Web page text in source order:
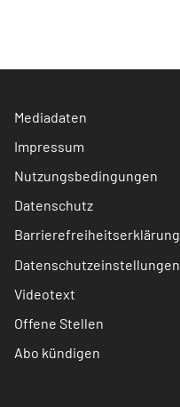
Mediadaten
Impressum
Nutzungsbedingungen
Datenschutz
Barrierefreiheitserklärung
Datenschutzeinstellungen
Videotext
Offene Stellen
Abo kündigen